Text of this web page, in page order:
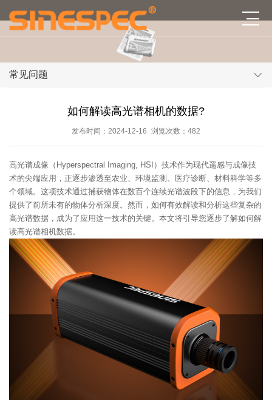
常见问题
如何解读高光谱相机的数据?
发布时间：2024-12-16 浏览次数：482
高光谱成像（Hyperspectral Imaging, HSI）技术作为现代遥感与成像技
术的尖端应用，正逐步渗透至农业、环境监测、医疗诊断、材料科学等多
个领域。这项技术通过捕获物体在数百个连续光谱波段下的信息，为我们
提供了前所未有的物体分析深度。然而，如何有效解读和分析这些复杂的
高光谱数据，成为了应用这一技术的关键。本文将引导您逐步了解如何解
读高光谱相机数据。